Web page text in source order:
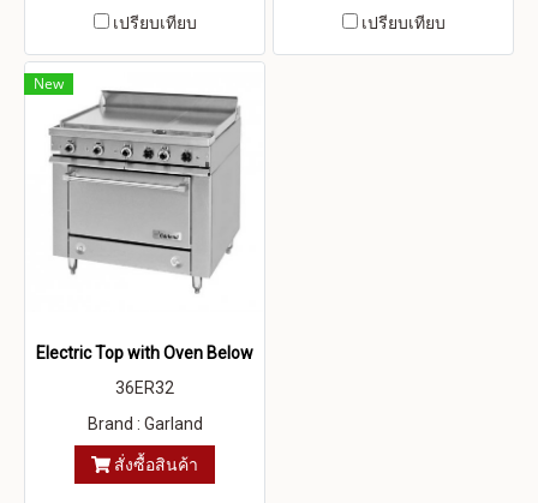
เปรียบเทียบ เปรียบเทียบ
New
Electric Top with Oven Below
36ER32
Brand : Garland
สั่งซื้อสินค้า